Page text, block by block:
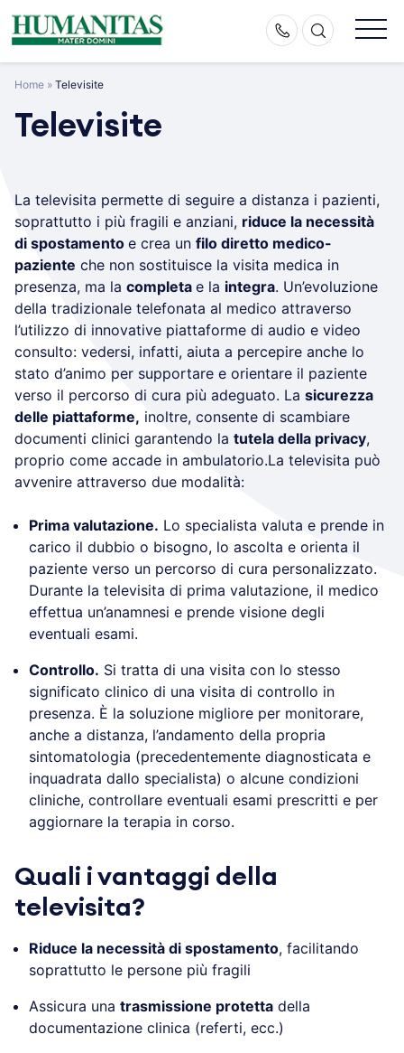
Skip
to
Home » Televisite
Televisite
La televisita permette di seguire a distanza i pazienti,
soprattutto i più fragili e anziani, riduce la necessità
di spostamento e crea un filo diretto medico-
paziente che non sostituisce la visita medica in
presenza, ma la completa e la integra. Un’evoluzione
della tradizionale telefonata al medico attraverso
l’utilizzo di innovative piattaforme di audio e video
consulto: vedersi, infatti, aiuta a percepire anche lo
stato d’animo per supportare e orientare il paziente
verso il percorso di cura più adeguato. La sicurezza
delle piattaforme, inoltre, consente di scambiare
documenti clinici garantendo la tutela della privacy,
proprio come accade in ambulatorio.La televisita può
avvenire attraverso due modalità:
Prima valutazione. Lo specialista valuta e prende in
carico il dubbio o bisogno, lo ascolta e orienta il
paziente verso un percorso di cura personalizzato.
Durante la televisita di prima valutazione, il medico
effettua un’anamnesi e prende visione degli
eventuali esami.
Controllo. Si tratta di una visita con lo stesso
significato clinico di una visita di controllo in
presenza. È la soluzione migliore per monitorare,
anche a distanza, l’andamento della propria
sintomatologia (precedentemente diagnosticata e
inquadrata dallo specialista) o alcune condizioni
cliniche, controllare eventuali esami prescritti e per
aggiornare la terapia in corso.
Quali i vantaggi della
televisita?
Riduce la necessità di spostamento, facilitando
soprattutto le persone più fragili
Assicura una trasmissione protetta della
documentazione clinica (referti, ecc.)